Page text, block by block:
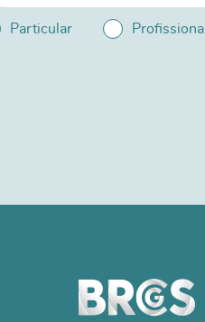
Particular Profissional